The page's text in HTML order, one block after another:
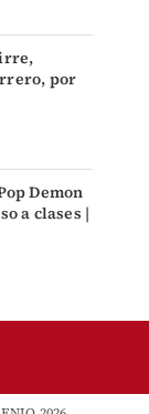
por
Demon
a clases |